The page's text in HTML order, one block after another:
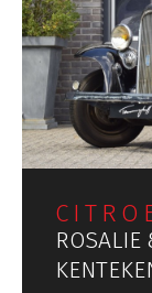
ROSALIE